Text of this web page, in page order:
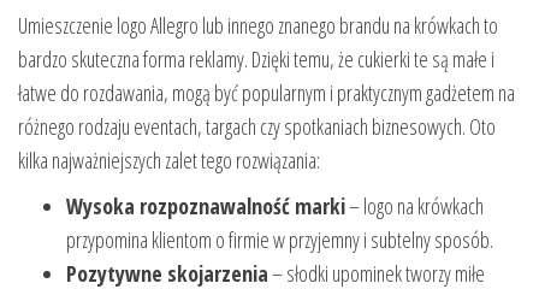
Umieszczenie logo Allegro lub innego znanego brandu na krówkach to
bardzo skuteczna forma reklamy. Dzięki temu, że cukierki te są małe i
łatwe do rozdawania, mogą być popularnym i praktycznym gadżetem na
różnego rodzaju eventach, targach czy spotkaniach biznesowych. Oto
kilka najważniejszych zalet tego rozwiązania:
Wysoka rozpoznawalność marki– logo na krówkach
przypomina klientom o firmie w przyjemny i subtelny sposób.
Pozytywne skojarzenia– słodki upominek tworzy miłe